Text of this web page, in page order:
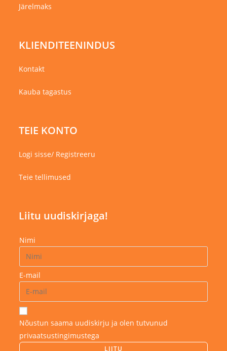
Järelmaks
KLIENDITEENINDUS
Kontakt
Kauba tagastus
TEIE KONTO
Logi sisse/ Registreeru
Teie tellimused
Liitu uudiskirjaga!
Nimi
E-mail
Nõustun saama uudiskirju ja olen tutvunud
privaatsustingimustega